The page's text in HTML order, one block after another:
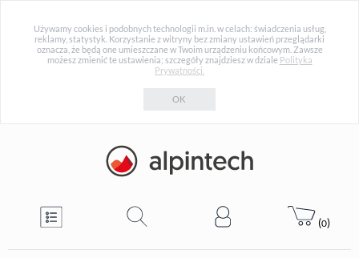
Używamy cookies i podobnych technologii m.in. w celach: świadczenia usług,
reklamy, statystyk. Korzystanie z witryny bez zmiany ustawień przeglądarki
oznacza, że będą one umieszczane w Twoim urządzeniu końcowym. Zawsze
możesz zmienić te ustawienia; szczegóły znajdziesz w dziale Polityka
Prywatności.
OK
(0)